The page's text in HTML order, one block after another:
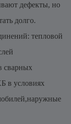
дефекты, но
долго.
тепловой
сварных
в условиях